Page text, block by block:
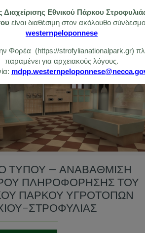
ΤΥΠΟΥ – ΑΝΑΒΑΘΜΙΣΗ
ΠΛΗΡΟΦΟΡΗΣΗΣ ΤΟΥ
ΠΑΡΚΟΥ ΥΓΡΟΤΟΠΩΝ
ΣΤΡΟΦΥΛΙΑΣ
Εθνικού Πάρκου
είναι διαθέσιμη στον ακόλουθο
westernpeloponnese
Φορέα (https://strofylianationalpark.gr)
παραμένει για αρχειακούς λόγους.